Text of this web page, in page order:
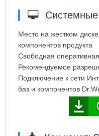
Место на жестком
компонентов продукта
Свободная
Рекомендуемое
Подключение к сети
баз и компонентов